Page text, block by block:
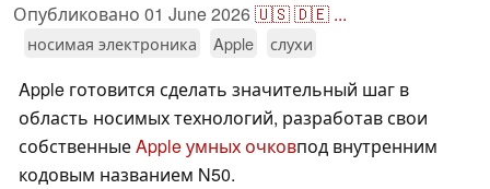
Опубликовано 01 June 2026🇺🇸🇩🇪 ...
носимая электроника Apple слухи
Apple готовится сделать значительный шаг в
область носимых технологий, разработав свои
собственныеApple умных очковпод внутренним
кодовым названием N50.